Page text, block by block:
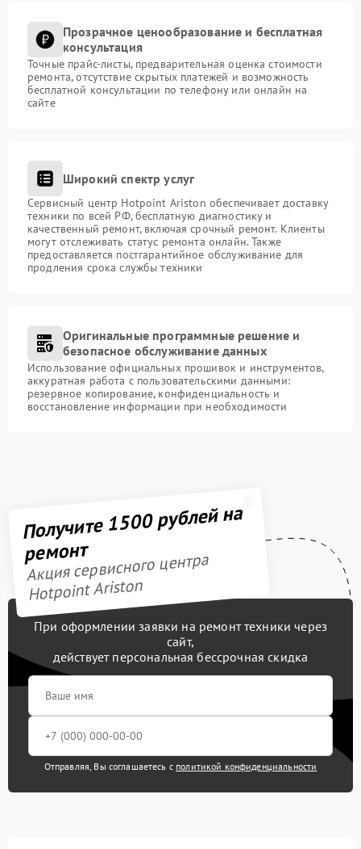
Прозрачное ценообразование и бесплатная
консультация
Точные прайс-листы, предварительная оценка стоимости
ремонта, отсутствие скрытых платежей и возможность
бесплатной консультации по телефону или онлайн на
сайте
Широкий спектр услуг
Сервисный центр Hotpoint Ariston обеспечивает доставку
техники по всей РФ, бесплатную диагностику и
качественный ремонт, включая срочный ремонт. Клиенты
могут отслеживать статус ремонта онлайн. Также
предоставляется постгарантийное обслуживание для
продления срока службы техники
Оригинальные программные решение и
безопасное обслуживание данных
Использование официальных прошивок и инструментов,
аккуратная работа с пользовательскими данными:
резервное копирование, конфиденциальность и
восстановление информации при необходимости
Получите 1500 рублей на
ремонт
Акция сервисного центра
Hotpoint Ariston
При оформлении заявки на ремонт техники через
сайт,
действует персональная бессрочная скидка
Отправляя, Вы соглашаетесь с политикой конфиденциальности